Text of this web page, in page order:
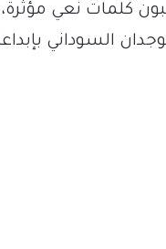
كلمات نعي
السوداني